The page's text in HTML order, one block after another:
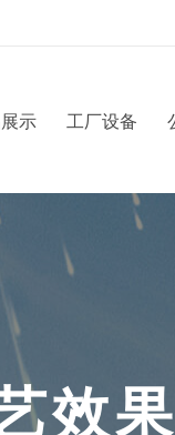
示 工厂设备
效